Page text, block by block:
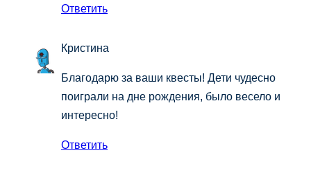
Ответить
Кристина
Благодарю за ваши квесты! Дети чудесно
поиграли на дне рождения, было весело и
интересно!
Ответить